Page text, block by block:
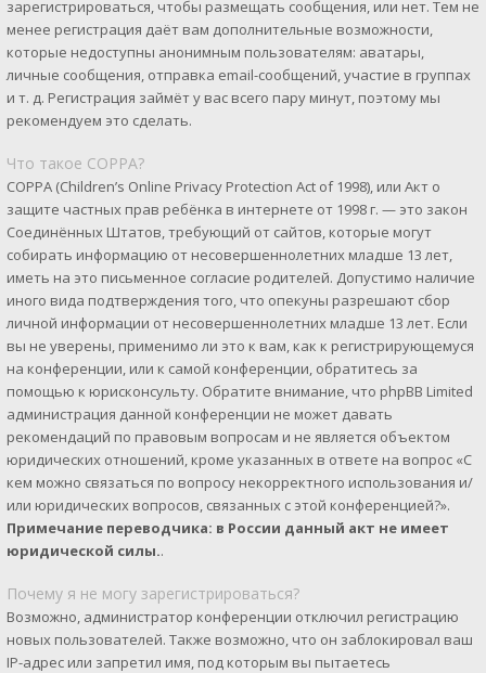
зарегистрироваться, чтобы размещать сообщения, или нет. Тем не
менее регистрация даёт вам дополнительные возможности,
которые недоступны анонимным пользователям: аватары,
личные сообщения, отправка email-сообщений, участие в группах
и т. д. Регистрация займёт у вас всего пару минут, поэтому мы
рекомендуем это сделать.
Что такое COPPA?
COPPA (Children’s Online Privacy Protection Act of 1998), или Акт о
защите частных прав ребёнка в интернете от 1998 г. — это закон
Соединённых Штатов, требующий от сайтов, которые могут
собирать информацию от несовершеннолетних младше 13 лет,
иметь на это письменное согласие родителей. Допустимо наличие
иного вида подтверждения того, что опекуны разрешают сбор
личной информации от несовершеннолетних младше 13 лет. Если
вы не уверены, применимо ли это к вам, как к регистрирующемуся
на конференции, или к самой конференции, обратитесь за
помощью к юрисконсульту. Обратите внимание, что phpBB Limited
администрация данной конференции не может давать
рекомендаций по правовым вопросам и не является объектом
юридических отношений, кроме указанных в ответе на вопрос «С
кем можно связаться по вопросу некорректного использования и/
или юридических вопросов, связанных с этой конференцией?».
Примечание переводчика: в России данный акт не имеет
юридической силы..
Почему я не могу зарегистрироваться?
Возможно, администратор конференции отключил регистрацию
новых пользователей. Также возможно, что он заблокировал ваш
IP-адрес или запретил имя, под которым вы пытаетесь